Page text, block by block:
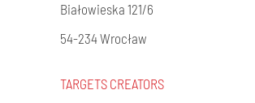
Białowieska 121/6
54-234 Wrocław
TARGETS CREATORS